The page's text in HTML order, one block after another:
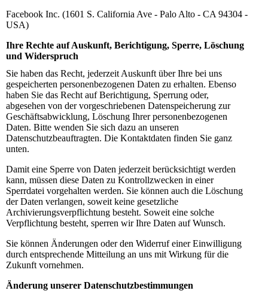
Facebook Inc. (1601 S. California Ave - Palo Alto - CA 94304 -
USA)
Ihre Rechte auf Auskunft, Berichtigung, Sperre, Löschung
und Widerspruch
Sie haben das Recht, jederzeit Auskunft über Ihre bei uns
gespeicherten personenbezogenen Daten zu erhalten. Ebenso
haben Sie das Recht auf Berichtigung, Sperrung oder,
abgesehen von der vorgeschriebenen Datenspeicherung zur
Geschäftsabwicklung, Löschung Ihrer personenbezogenen
Daten. Bitte wenden Sie sich dazu an unseren
Datenschutzbeauftragten. Die Kontaktdaten finden Sie ganz
unten.
Damit eine Sperre von Daten jederzeit berücksichtigt werden
kann, müssen diese Daten zu Kontrollzwecken in einer
Sperrdatei vorgehalten werden. Sie können auch die Löschung
der Daten verlangen, soweit keine gesetzliche
Archivierungsverpflichtung besteht. Soweit eine solche
Verpflichtung besteht, sperren wir Ihre Daten auf Wunsch.
Sie können Änderungen oder den Widerruf einer Einwilligung
durch entsprechende Mitteilung an uns mit Wirkung für die
Zukunft vornehmen.
Änderung unserer Datenschutzbestimmungen